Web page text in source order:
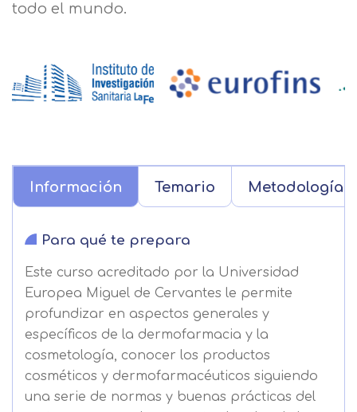
todo el mundo.
Información Temario Metodología
Para qué te prepara
Este curso acreditado por la Universidad
Europea Miguel de Cervantes le permite
profundizar en aspectos generales y
específicos de la dermofarmacia y la
cosmetología, conocer los productos
cosméticos y dermofarmacéuticos siguiendo
una serie de normas y buenas prácticas del